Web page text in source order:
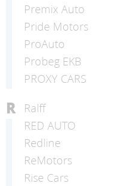
Premix Auto
Pride Motors
ProAuto
Probeg EKB
PROXY CARS
R
Ralff
RED AUTO
Redline
ReMotors
Rise Cars